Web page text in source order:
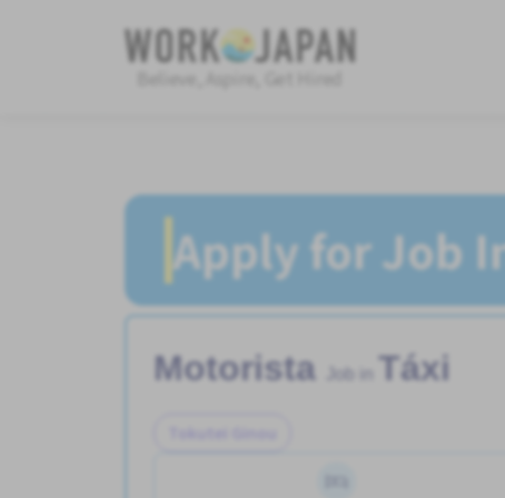
Believe, Aspire, Get Hired
Apply for Job
Motorista Táxi